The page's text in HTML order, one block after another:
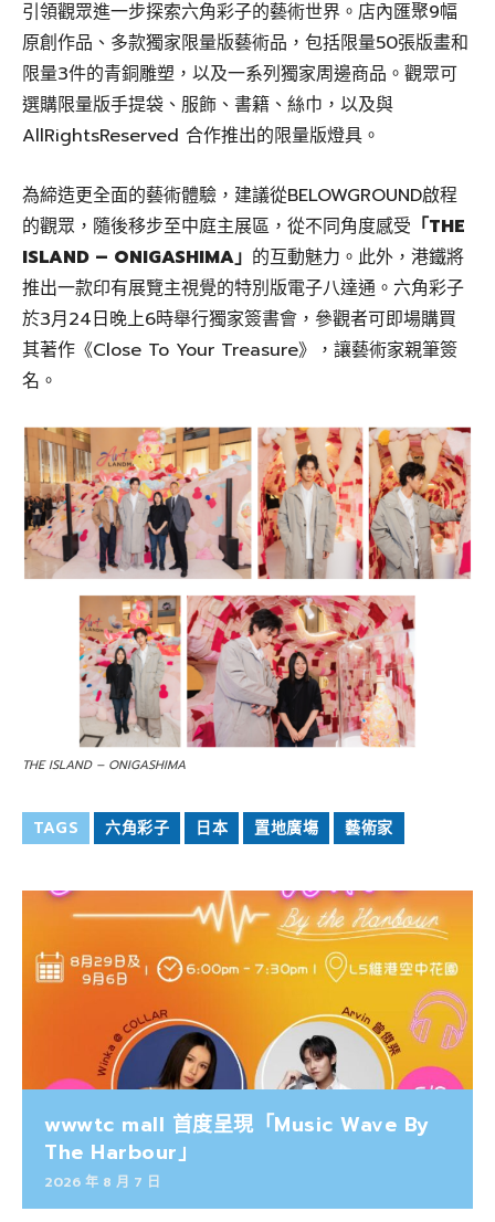
引領觀眾進一步探索六角彩子的藝術世界。店內匯聚9幅
原創作品、多款獨家限量版藝術品，包括限量50張版畫和
限量3件的青銅雕塑，以及一系列獨家周邊商品。觀眾可
選購限量版手提袋、服飾、書籍、絲巾，以及與
AllRightsReserved 合作推出的限量版燈具。
為締造更全面的藝術體驗，建議從BELOWGROUND啟程
的觀眾，隨後移步至中庭主展區，從不同角度感受 「THE
ISLAND – ONIGASHIMA」 的互動魅力。此外，港鐵將
推出一款印有展覽主視覺的特別版電子八達通。六角彩子
於3月24日晚上6時舉行獨家簽書會，參觀者可即場購買
其著作《Close To Your Treasure》，讓藝術家親筆簽
名。
THE ISLAND – ONIGASHIMA
TAGS 六角彩子 日本 置地廣塲 藝術家
wwwtc mall 首度呈現「Music Wave By
The Harbour」
2026 年 8 月 7 日